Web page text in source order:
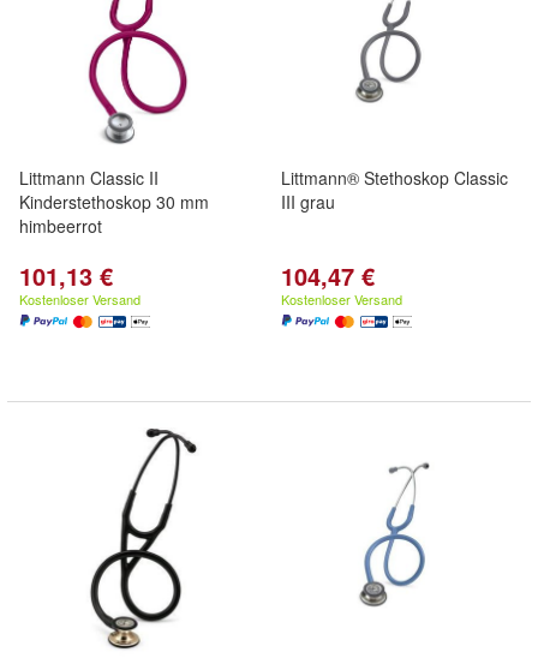
Littmann Classic II
Kinderstethoskop 30 mm
himbeerrot
101,13 €
Kostenloser Versand
Littmann® Stethoskop Classic
III grau
104,47 €
Kostenloser Versand